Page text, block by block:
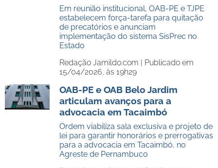
Em reunião institucional, OAB-PE e TJPE
estabelecem força-tarefa para quitação
de precatórios e anunciam
implementação do sistema SisPrec no
Estado
Redação Jamildo.com | Publicado em
15/04/2026, às 19h29
OAB-PE e OAB Belo Jardim
articulam avanços para a
advocacia em Tacaimbó
Ordem viabiliza sala exclusiva e projeto de
lei para garantir honorários e prerrogativas
para a advocacia em Tacaimbó, no
Agreste de Pernambuco